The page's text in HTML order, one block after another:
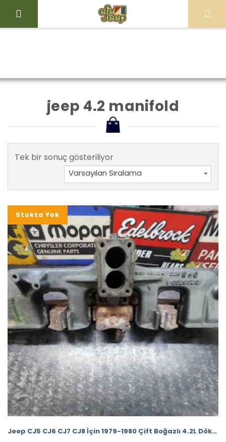
Efe
4.2 manifold” olarak
etiketlendi
jeep 4.2 manifold
Tek bir sonuç gösteriliyor
Varsayılan Sıralama
Stokta Yok
Jeep CJ5 CJ6 CJ7 CJ8 İçin 1979-1980 Çift Boğazlı 4.2L Döküm Manifold Seti